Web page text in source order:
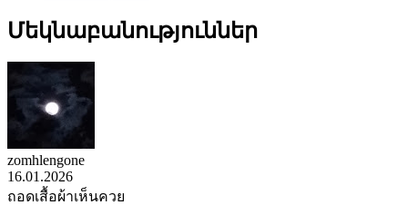
Մեկնաբանություններ
zomhlengone
16.01.2026
ถอดเสื้อผ้าเห็นควย